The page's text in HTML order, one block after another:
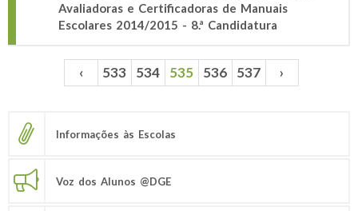
Avaliadoras e Certificadoras de Manuais
Escolares 2014/2015 - 8.ª Candidatura
Páginas ‹ 533 534 535 536 537 ›
Informações às Escolas
Voz dos Alunos @DGE